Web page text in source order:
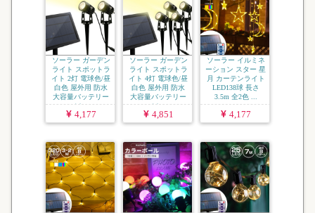
ソーラー ガーデン
ライト スポットラ
イト 2灯 電球色/昼
白色 屋外用 防水
大容量バッテリー
ソ...
4,177
ソーラー ガーデン
ライト スポットラ
イト 4灯 電球色/昼
白色 屋外用 防水
大容量バッテリー
ソ...
4,851
ソーラー イルミネ
ーション スター 星
月 カーテンライト
LED138球 長さ
3.5m 全2色 ...
4,177